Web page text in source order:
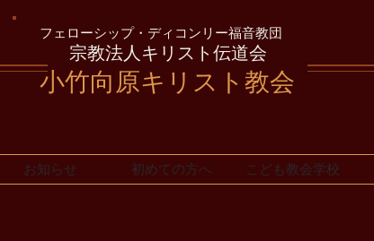
フェローシップ・ディコンリー福音教団
宗教法人キリスト伝道会
小竹向原キリスト教会
お知らせ 初めての方へ こども教会学校